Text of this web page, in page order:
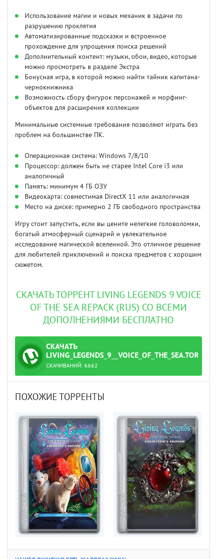
Использование магии и новых механик в задачи по
разрушению проклятия
Автоматизированные подсказки и встроенное
прохождение для упрощения поиска решений
Дополнительный контент: музыки, обои, видео, которые
можно просмотреть в разделе Экстра
Бонусная игра, в которой можно найти тайник капитана-
чернокнижника
Возможность сбору фигурок персонажей и морфинг-
объектов для расширения коллекции
Минимальные системные требования позволяют играть без
проблем на большинстве ПК.
Операционная система: Windows 7/8/10
Процессор: должен быть не старее Intel Core i3 или
аналогичный
Память: минимум 4 ГБ ОЗУ
Видеокарта: совместимая DirectX 11 или аналогичная
Место на диске: примерно 2 ГБ свободного пространства
Игру стоит запустить, если вы цените нелегкие головоломки,
богатый атмосферный сценарий и увлекательное
исследование магической вселенной. Это отличное решение
для любителей приключений и поиска предметов с хорошим
сюжетом.
СКАЧАТЬ ТОРРЕНТ LIVING LEGENDS 9 VOICE
OF THE SEA REPACK (RUS) СО ВСЕМИ
ДОПОЛНЕНИЯМИ БЕСПЛАТНО
СКАЧАТЬ
ТОРРЕНТ
LIVING_LEGENDS_9__VOICE_OF_THE_SEA.TORRENT
СКАЧИВАНИЙ: 6662
ПОХОЖИЕ ТОРРЕНТЫ